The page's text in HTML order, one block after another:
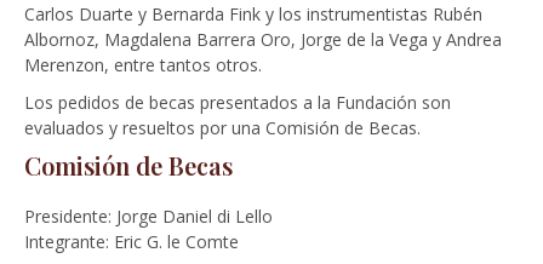
Carlos Duarte y Bernarda Fink y los instrumentistas Rubén
Albornoz, Magdalena Barrera Oro, Jorge de la Vega y Andrea
Merenzon, entre tantos otros.
Los pedidos de becas presentados a la Fundación son
evaluados y resueltos por una Comisión de Becas.
Comisión de Becas
Presidente: Jorge Daniel di Lello
Integrante: Eric G. le Comte